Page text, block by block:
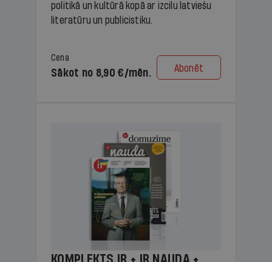
politikā un kultūrā kopā ar izcilu latviešu
literatūru un publicistiku.
Cena
Sākot no 8,90 €/mēn. Abonēt